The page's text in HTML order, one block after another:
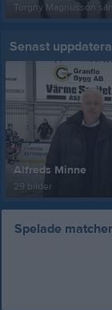
Torgny Magnusson
Senast
Alfreds Minne
29 bilder
Spelade matcher